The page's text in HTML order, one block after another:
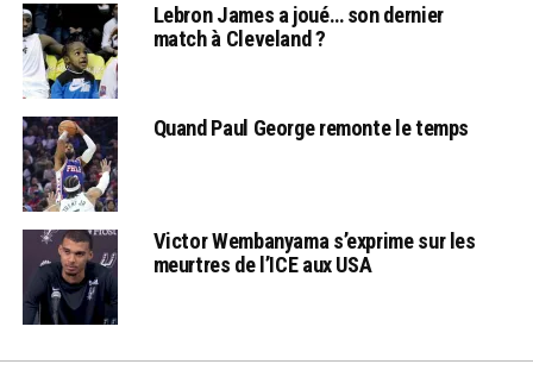
Lebron James a joué… son dernier
match à Cleveland ?
Quand Paul George remonte le temps
Victor Wembanyama s’exprime sur les
meurtres de l’ICE aux USA